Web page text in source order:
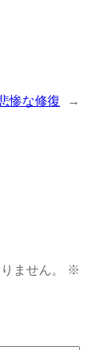
惨な修復 →
ません。
※